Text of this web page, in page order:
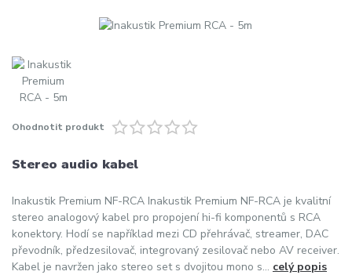
Ohodnotit produkt
Stereo audio kabel
Inakustik Premium NF-RCA Inakustik Premium NF-RCA je kvalitní
stereo analogový kabel pro propojení hi-fi komponentů s RCA
konektory. Hodí se například mezi CD přehrávač, streamer, DAC
převodník, předzesilovač, integrovaný zesilovač nebo AV receiver.
Kabel je navržen jako stereo set s dvojitou mono s... celý popis